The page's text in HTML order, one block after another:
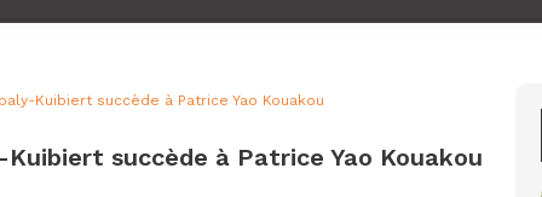
CPI, Karim Khan, démis de ses fonctions par les États parties
Kuibiert succède à Patrice Yao Kouakou
succède à Patrice Yao Kouakou